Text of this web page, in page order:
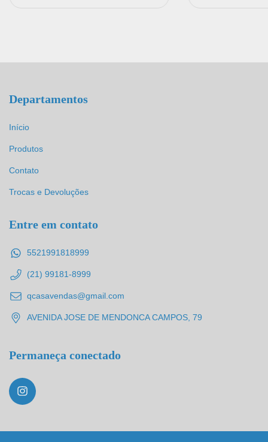
Departamentos
Início
Produtos
Contato
Trocas e Devoluções
Entre em contato
5521991818999
(21) 99181-8999
qcasavendas@gmail.com
AVENIDA JOSE DE MENDONCA CAMPOS, 79
Permaneça conectado